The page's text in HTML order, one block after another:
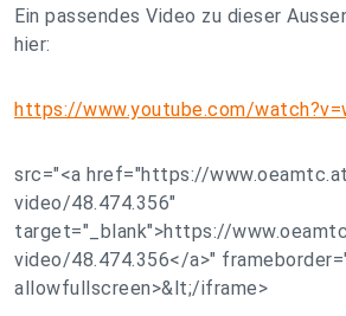
Ein passendes Video zu dieser
hier:
https://www.youtube.com/
src="<a href="https://
video/48.474.356"
target="_blank">https://
video/48.474.356</a>"
allowfullscreen>&lt;/iframe>